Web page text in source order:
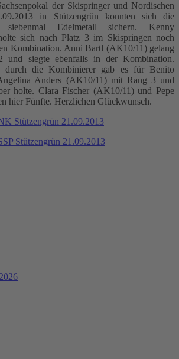
der Skispringer und Nordischen
in Stützengrün konnten sich die
siebenmal Edelmetall sichern. Kenny
sich nach Platz 3 im Skispringen noch
Kombination. Anni Bartl (AK10/11) gelang
und siegte ebenfalls in der Kombination.
durch die Kombinierer gab es für Benito
Anders (AK10/11) mit Rang 3 und
holte. Clara Fischer (AK10/11) und Pepe
hier Fünfte. Herzlichen Glückwunsch.
Stützengrün 21.09.2013
Stützengrün 21.09.2013